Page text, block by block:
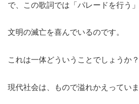
で、この歌詞では「パレードを行う
文明の滅亡を喜んでいるのです。
これは一体どういうことでしょうか？
現代社会は、もので溢れかえっていま